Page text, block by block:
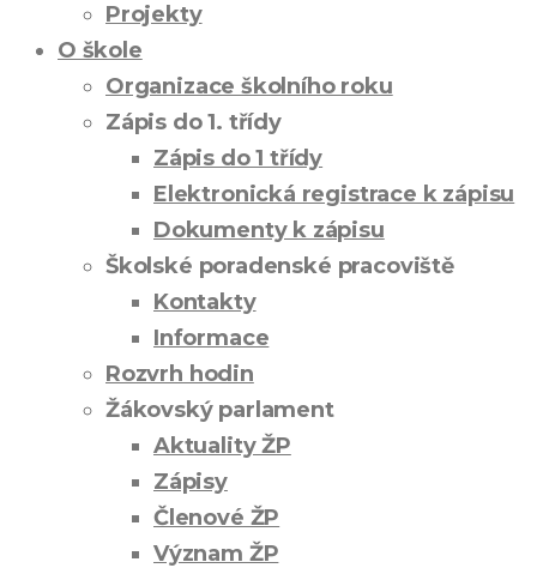
Projekty
O škole
Organizace školního roku
Zápis do 1. třídy
Zápis do 1 třídy
Elektronická registrace k zápisu
Dokumenty k zápisu
Školské poradenské pracoviště
Kontakty
Informace
Rozvrh hodin
Žákovský parlament
Aktuality ŽP
Zápisy
Členové ŽP
Význam ŽP